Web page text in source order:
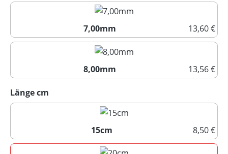
6,50mm
7,00mm
13,60 €
7,00mm
8,00mm
13,56 €
Länge cm
15cm
8,50 €
15cm